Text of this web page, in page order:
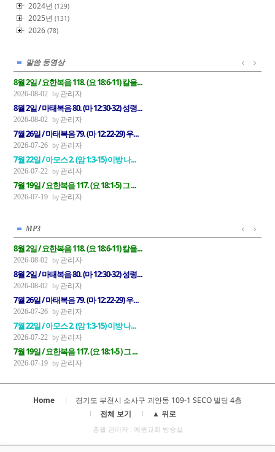
2024년(129)
2025년(131)
2026(78)
말씀 동영상
8월 2일 / 요한복음 118. (요 18:6-11) 칼을...
2026-08-02 관리자
8월 2일 / 마태복음 80. (마 12:30-32) 성령...
2026-08-02 관리자
7월 26일 / 마태복음 79. (마 12:22-29) 우...
2026-07-26 관리자
7월 22일 / 아모스 2. (암 1:3-15) 이방 나...
2026-07-22 관리자
7월 19일 / 요한복음 117. (요 18:1-5) 그 ...
2026-07-19 관리자
MP3
8월 2일 / 요한복음 118. (요 18:6-11) 칼을...
2026-08-02 관리자
8월 2일 / 마태복음 80. (마 12:30-32) 성령...
2026-08-02 관리자
7월 26일 / 마태복음 79. (마 12:22-29) 우...
2026-07-26 관리자
7월 22일 / 아모스 2. (암 1:3-15) 이방 나...
2026-07-22 관리자
7월 19일 / 요한복음 117. (요 18:1-5 ) 그 ...
2026-07-19 관리자
Home
경기도 부천시 소사구 괴안동 109-1 SECO 빌딩 4층
전체 보기
▲ 위로
총괄 관리자 : 예원교회 방송실